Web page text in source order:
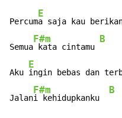
Percum
E
a saja kau
Semua
F#m
kata cintamu
B
Aku
E
ingin bebas dan
Jalan
F#m
i kehidupkanku
B